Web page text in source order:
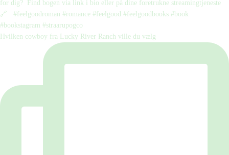
Hvilken cowboy fra Lucky River Ranch ville du vælg